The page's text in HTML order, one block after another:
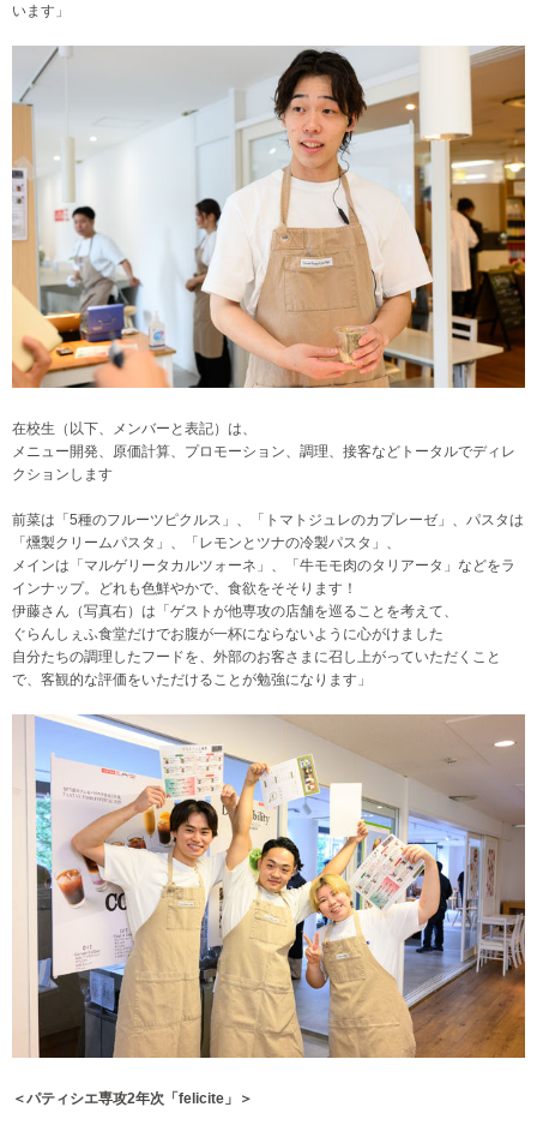
います」
在校生（以下、メンバーと表記）は、
メニュー開発、原価計算、プロモーション、調理、接客などトータルでディレ
クションします
前菜は「5種のフルーツピクルス」、「トマトジュレのカプレーゼ」、パスタは
「燻製クリームパスタ」、「レモンとツナの冷製パスタ」、
メインは「マルゲリータカルツォーネ」、「牛モモ肉のタリアータ」などをラ
インナップ。どれも色鮮やかで、食欲をそそります！
伊藤さん（写真右）は「ゲストが他専攻の店舗を巡ることを考えて、
ぐらんしぇふ食堂だけでお腹が一杯にならないように心がけました
自分たちの調理したフードを、外部のお客さまに召し上がっていただくこと
で、客観的な評価をいただけることが勉強になります 」
＜パティシエ専攻2年次「felicite」＞